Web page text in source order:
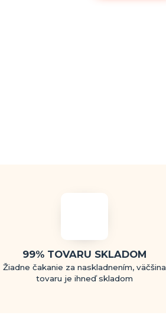
99% TOVARU SKLADOM
Žiadne čakanie za naskladnením, väčšina
tovaru je ihneď skladom